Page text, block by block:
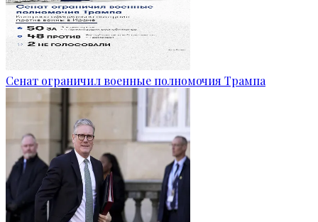
Сенат ограничил военные полномочия Трампа